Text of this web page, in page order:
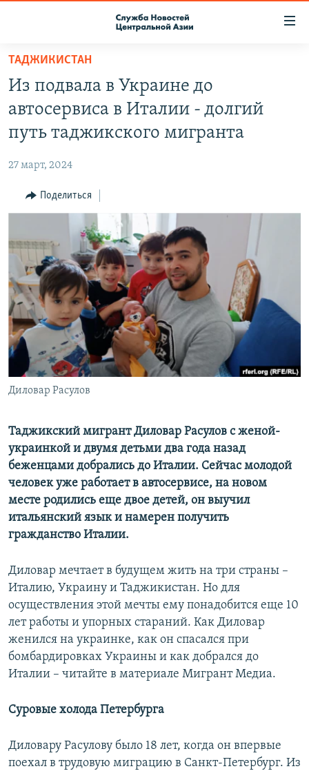
Вернуться
основному
содержанию
главной
навигации
Вернутся
ПОДПИСКА
КОНТАКТЫ
НАСТОЯЩЕЕ ВРЕМЯ
МИГРАНТ МЕДИА
ТАДЖИКИСТАН
Из подвала в Украине до
автосервиса в Италии - долгий
путь таджикского мигранта
27 март, 2024
Поделиться
Диловар Расулов
Таджикский мигрант Диловар Расулов с женой-
украинкой и двумя детьми два года назад
беженцами добрались до Италии. Сейчас молодой
человек уже работает в автосервисе, на новом
месте родились еще двое детей, он выучил
итальянский язык и намерен получить
гражданство Италии.
Диловар мечтает в будущем жить на три страны –
Италию, Украину и Таджикистан. Но для
осуществления этой мечты ему понадобится еще 10
лет работы и упорных стараний. Как Диловар
женился на украинке, как он спасался при
бомбардировках Украины и как добрался до
Италии – читайте в материале Мигрант Медиа.
Суровые холода Петербурга
Диловару Расулову было 18 лет, когда он впервые
поехал в трудовую миграцию в Санкт-Петербург. Из